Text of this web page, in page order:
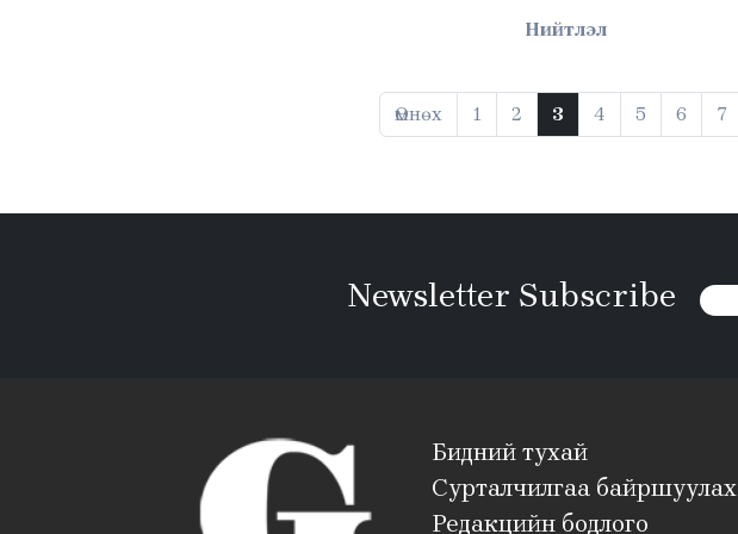
Нийтлэл
Өмнөх 1 2 3 4 5 6 7
Newsletter Subscribe
Бидний тухай
Сурталчилгаа байршуулах
Редакцийн бодлого